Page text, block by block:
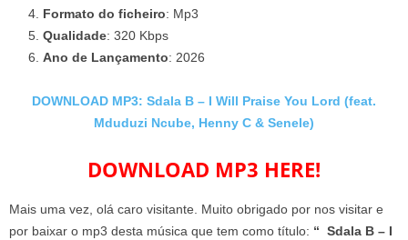
Formato do ficheiro: Mp3
Qualidade: 320 Kbps
Ano de Lançamento: 2026
DOWNLOAD MP3: Sdala B – I Will Praise You Lord (feat.
Mduduzi Ncube, Henny C & Senele)
DOWNLOAD MP3 HERE!
Mais uma vez, olá caro visitante. Muito obrigado por nos visitar e
por baixar o mp3 desta música que tem como título: “ Sdala B – I